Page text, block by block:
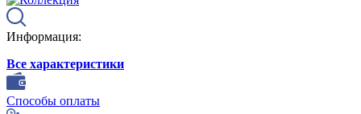
Информация:
Все характеристики
Способы оплаты